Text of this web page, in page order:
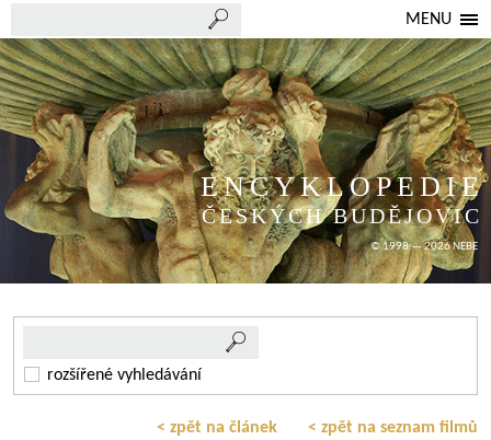
MENU
ENCYKLOPEDIE
ČESKÝCH BUDĚJOVIC
© 1998 — 2026 NEBE
rozšířené vyhledávání
< zpět na článek < zpět na seznam filmů